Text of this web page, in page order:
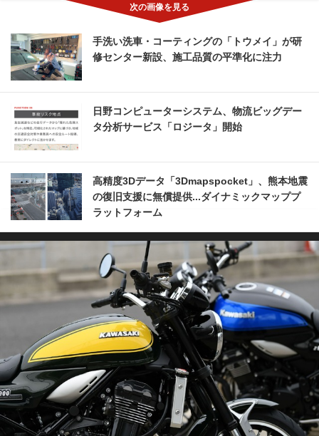
手洗い洗車・コーティングの「トウメイ」が研
修センター新設、施工品質の平準化に注力
日野コンピューターシステム、物流ビッグデー
タ分析サービス「ロジータ」開始
高精度3Dデータ「3Dmapspocket」、熊本地震
の復旧支援に無償提供...ダイナミックマッププ
ラットフォーム